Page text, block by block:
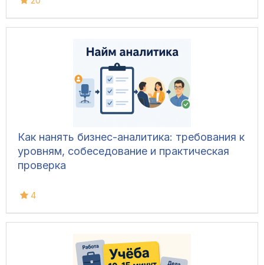
Как нанять бизнес-аналитика: требования к
уровням, собеседование и практическая
проверка
4